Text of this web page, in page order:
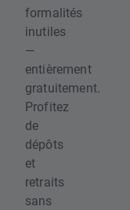
formalités
inutiles
—
entièrement
gratuitement.
Profitez
de
dépôts
et
retraits
sans